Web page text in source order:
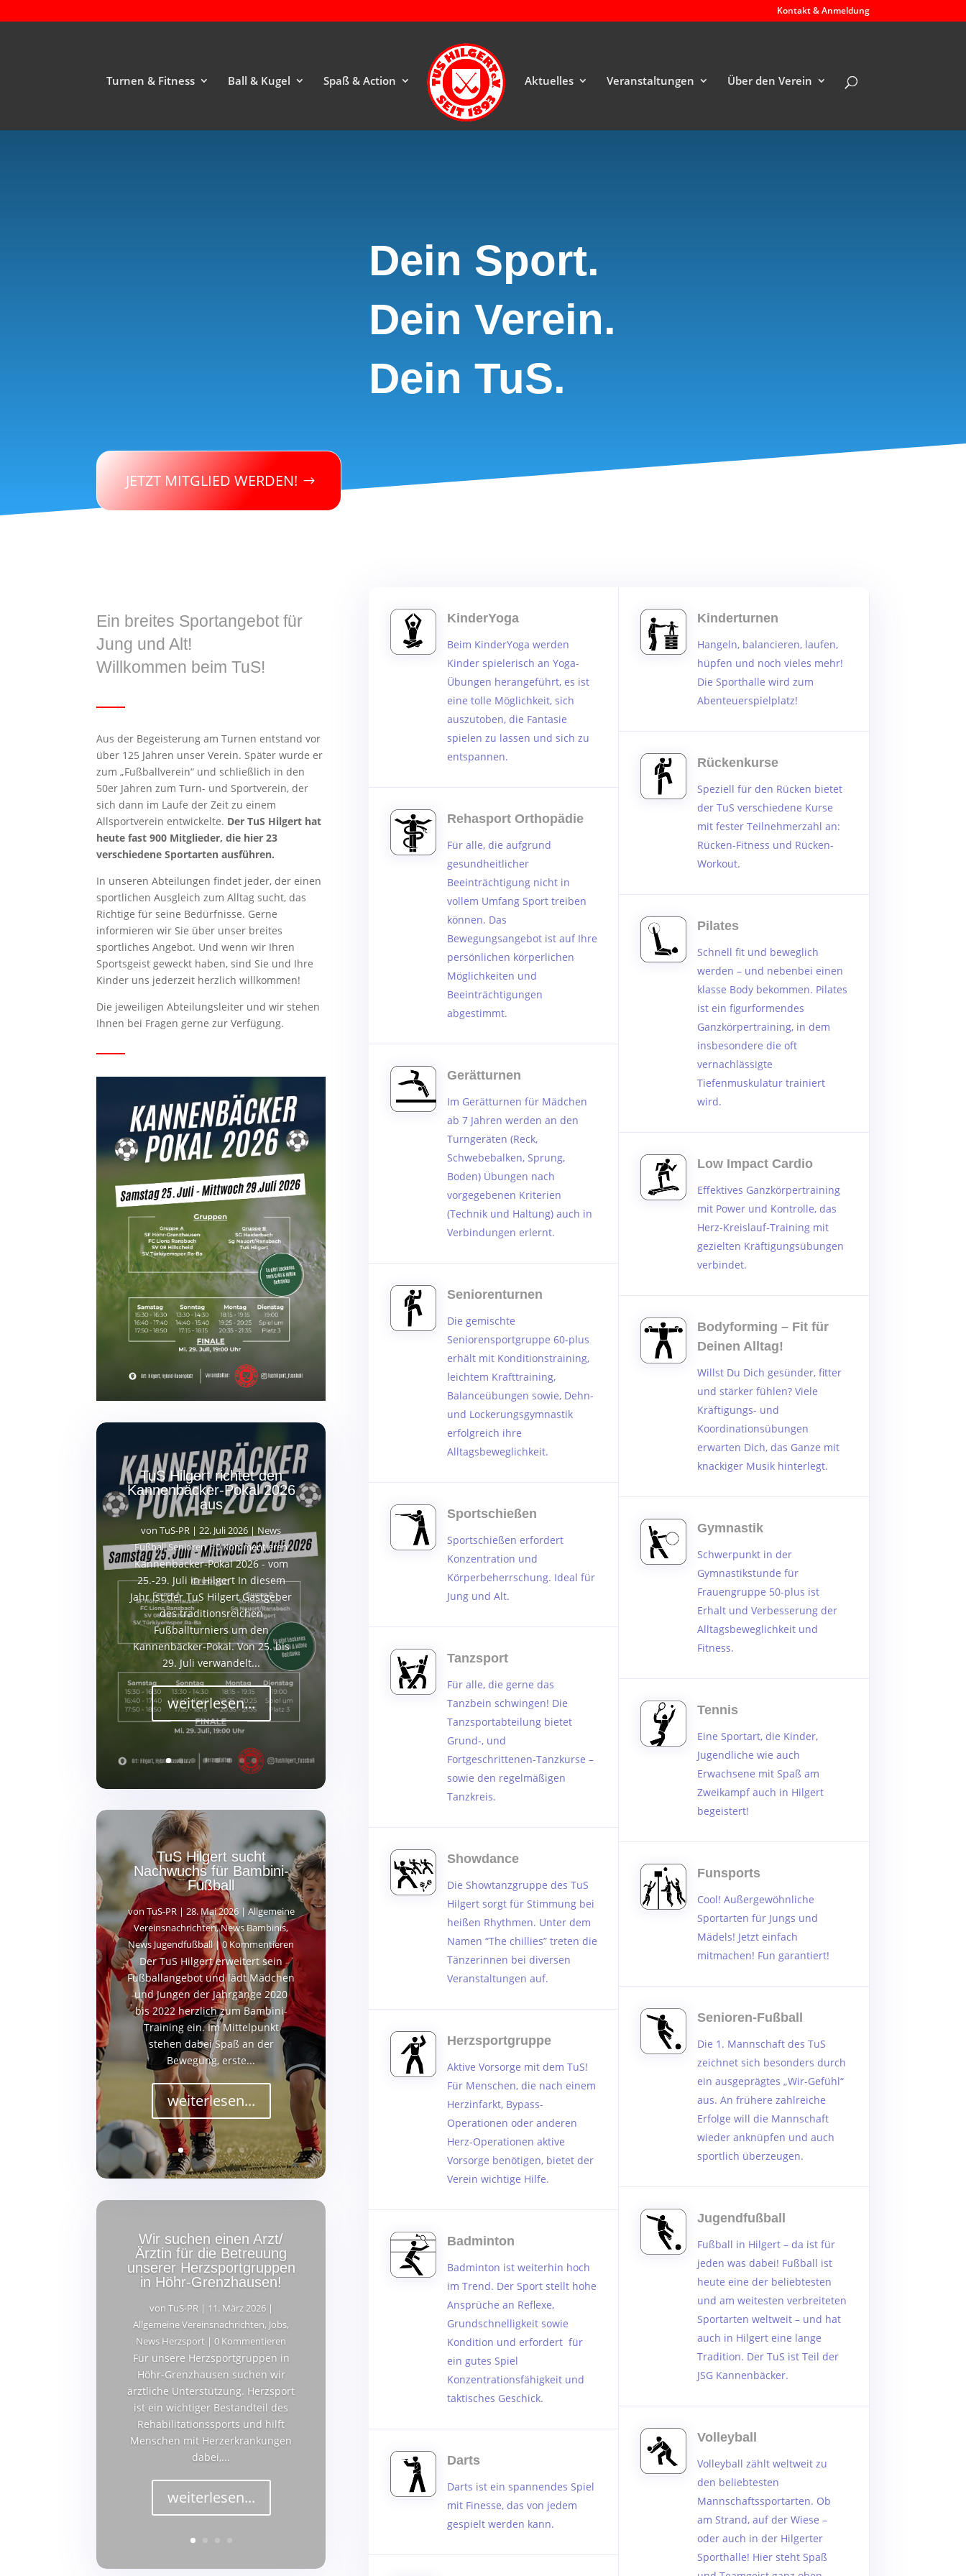
Kontakt & Anmeldung
Turnen & Fitness Ball & Kugel Spaß & Action Aktuelles Veranstaltungen Über den Verein
Dein Sport.
Dein Verein.
Dein TuS.
JETZT MITGLIED WERDEN!
Ein breites Sportangebot für
Jung und Alt!
Willkommen beim TuS!
Aus der Begeisterung am Turnen entstand vor
über 125 Jahren unser Verein. Später wurde er
zum „Fußballverein“ und schließlich in den
50er Jahren zum Turn- und Sportverein, der
sich dann im Laufe der Zeit zu einem
Allsportverein entwickelte. Der TuS Hilgert hat
heute fast 900 Mitglieder, die hier 23
verschiedene Sportarten ausführen.
In unseren Abteilungen findet jeder, der einen
sportlichen Ausgleich zum Alltag sucht, das
Richtige für seine Bedürfnisse. Gerne
informieren wir Sie über unser breites
sportliches Angebot. Und wenn wir Ihren
Sportsgeist geweckt haben, sind Sie und Ihre
Kinder uns jederzeit herzlich willkommen!
Die jeweiligen Abteilungsleiter und wir stehen
Ihnen bei Fragen gerne zur Verfügung.
TuS Hilgert richtet den
Kannenbäcker-Pokal 2026
aus
vonTuS-PR |22. Juli 2026 | News
Fußball Senioren| 0 Kommentieren
Kannenbäcker-Pokal 2026 - vom
25.-29. Juli in Hilgert In diesem
Jahr ist der TuS Hilgert Gastgeber
des traditionsreichen
Fußballturniers um den
Kannenbäcker-Pokal. Von 25. bis
29. Juli verwandelt...
weiterlesen...
TuS Hilgert sucht
Nachwuchs für Bambini-
Fußball
vonTuS-PR| 28. Mai 2026| Allgemeine
Vereinsnachrichten,News Bambinis,
News Jugendfußball| 0 Kommentieren
Der TuS Hilgert erweitert sein
Fußballangebot und lädt Mädchen
und Jungen der Jahrgänge 2020
bis 2022 herzlich zum Bambini-
Training ein. Im Mittelpunkt
stehen dabei Spaß an der
Bewegung, erste...
weiterlesen...
Wir suchen einen Arzt/
Ärztin für die Betreuung
unserer Herzsportgruppen
in Höhr-Grenzhausen!
von TuS-PR| 11. März 2026|
Allgemeine Vereinsnachrichten, Jobs,
News Herzsport | 0 Kommentieren
Für unsere Herzsportgruppen in
Höhr-Grenzhausen suchen wir
ärztliche Unterstützung. Herzsport
ist ein wichtiger Bestandteil des
Rehabilitationssports und hilft
Menschen mit Herzerkrankungen
dabei,...
weiterlesen...
KinderYoga
Beim KinderYoga werden
Kinder spielerisch an Yoga-
Übungen herangeführt, es ist
eine tolle Möglichkeit, sich
auszutoben, die Fantasie
spielen zu lassen und sich zu
entspannen.
Rehasport Orthopädie
Für alle, die aufgrund
gesundheitlicher
Beeinträchtigung nicht in
vollem Umfang Sport treiben
können. Das
Bewegungsangebot ist auf Ihre
persönlichen körperlichen
Möglichkeiten und
Beeinträchtigungen
abgestimmt.
Gerätturnen
Im Gerätturnen für Mädchen
ab 7 Jahren werden an den
Turngeräten (Reck,
Schwebebalken, Sprung,
Boden) Übungen nach
vorgegebenen Kriterien
(Technik und Haltung) auch in
Verbindungen erlernt.
Seniorenturnen
Die gemischte
Seniorensportgruppe 60-plus
erhält mit Konditionstraining,
leichtem Krafttraining,
Balanceübungen sowie, Dehn-
und Lockerungsgymnastik
erfolgreich ihre
Alltagsbeweglichkeit.
Sportschießen
Sportschießen erfordert
Konzentration und
Körperbeherrschung. Ideal für
Jung und Alt.
Tanzsport
Für alle, die gerne das
Tanzbein schwingen! Die
Tanzsportabteilung bietet
Grund-, und
Fortgeschrittenen-Tanzkurse –
sowie den regelmäßigen
Tanzkreis.
Showdance
Die Showtanzgruppe des TuS
Hilgert sorgt für Stimmung bei
heißen Rhythmen. Unter dem
Namen “The chillies” treten die
Tänzerinnen bei diversen
Veranstaltungen auf.
Herzsportgruppe
Aktive Vorsorge mit dem TuS!
Für Menschen, die nach einem
Herzinfarkt, Bypass-
Operationen oder anderen
Herz-Operationen aktive
Vorsorge benötigen, bietet der
Verein wichtige Hilfe.
Badminton
Badminton ist weiterhin hoch
im Trend. Der Sport stellt hohe
Ansprüche an Reflexe,
Grundschnelligkeit sowie
Kondition und erfordert für
ein gutes Spiel
Konzentrationsfähigkeit und
taktisches Geschick.
Darts
Darts ist ein spannendes Spiel
mit Finesse, das von jedem
gespielt werden kann.
Kinderturnen
Hangeln, balancieren, laufen,
hüpfen und noch vieles mehr!
Die Sporthalle wird zum
Abenteuerspielplatz!
Rückenkurse
Speziell für den Rücken bietet
der TuS verschiedene Kurse
mit fester Teilnehmerzahl an:
Rücken-Fitness und Rücken-
Workout.
Pilates
Schnell fit und beweglich
werden – und nebenbei einen
klasse Body bekommen. Pilates
ist ein figurformendes
Ganzkörpertraining, in dem
insbesondere die oft
vernachlässigte
Tiefenmuskulatur trainiert
wird.
Low Impact Cardio
Effektives Ganzkörpertraining
mit Power und Kontrolle, das
Herz-Kreislauf-Training mit
gezielten Kräftigungsübungen
verbindet.
Bodyforming – Fit für
Deinen Alltag!
Willst Du Dich gesünder, fitter
und stärker fühlen?Viele
Kräftigungs- und
Koordinationsübungen
erwarten Dich, das Ganze mit
knackiger Musik hinterlegt.
Gymnastik
Schwerpunkt in der
Gymnastikstunde für
Frauengruppe 50-plus ist
Erhalt und Verbesserung der
Alltagsbeweglichkeit und
Fitness.
Tennis
Eine Sportart, die Kinder,
Jugendliche wie auch
Erwachsene mit Spaß am
Zweikampf auch in Hilgert
begeistert!
Funsports
Cool! Außergewöhnliche
Sportarten für Jungs und
Mädels! Jetzt einfach
mitmachen! Fun garantiert!
Senioren-Fußball
Die 1. Mannschaft des TuS
zeichnet sich besonders durch
ein ausgeprägtes „Wir-Gefühl“
aus. An frühere zahlreiche
Erfolge will die Mannschaft
wieder anknüpfen und auch
sportlich überzeugen.
Jugendfußball
Fußball in Hilgert – da ist für
jeden was dabei! Fußball ist
heute eine der beliebtesten
und am weitesten verbreiteten
Sportarten weltweit – und hat
auch in Hilgert eine lange
Tradition. Der TuS ist Teil der
JSG Kannenbäcker.
Volleyball
Volleyball zählt weltweit zu
den beliebtesten
Mannschaftssportarten. Ob
am Strand, auf der Wiese –
oder auch in der Hilgerter
Sporthalle! Hier steht Spaß